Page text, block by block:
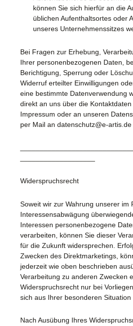
können Sie sich hierfür an die
üblichen Aufenthaltsortes oder
unseres Unternehmenssitzes
Bei Fragen zur Erhebung,
Ihrer personenbezogenen Daten,
Berichtigung, Sperrung oder
Widerruf erteilter Einwilligungen
eine bestimmte Datenverwendung
direkt an uns über die
Impressum oder an unseren
per Mail an datenschutz@e-artis.de
Widerspruchsrecht
Soweit wir zur Wahrung unserer im
Interessensabwägung
Interessen personenbezogene
verarbeiten, können Sie dieser
für die Zukunft widersprechen.
Zwecken des Direktmarketings,
jederzeit wie oben beschrieben
Verarbeitung zu anderen Zwecken
Widerspruchsrecht nur bei
sich aus Ihrer besonderen Situation
Nach Ausübung Ihres